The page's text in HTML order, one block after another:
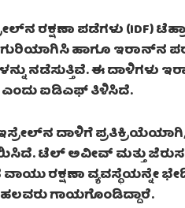
ರಕ್ಷಣಾ ಪಡೆಗಳು (IDF)
ಗುರಿಯಾಗಿಸಿ ಹಾಗೂ
ನಡೆಸುತ್ತಿವೆ. ಈ ದಾಳಿಗಳು
ಎಂದು ಐಡಿಎಫ್ ತಿಳಿಸಿದೆ.
ದಾಳಿಗೆ
ಟೆಲ್ ಅವೀವ್ ಮತ್ತು
ವಾಯು ರಕ್ಷಣಾ ವ್ಯವಸ್ಥೆಯನ್ನೇ
ಹಲವರು ಗಾಯಗೊಂಡಿದ್ದಾರೆ.